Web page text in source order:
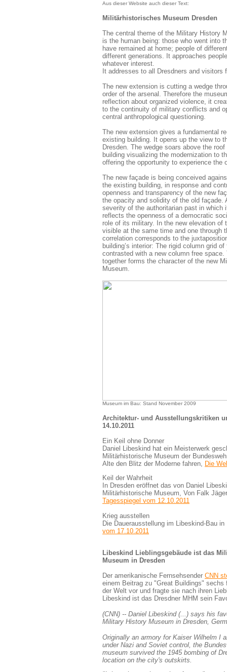
Aus dieser Website auch dieser Text:
Militärhistorisches Museum Dresden
The central theme of the Military History
is the human being: those who went into
have remained at home; people of
different generations. It approaches
whatever interest.
It addresses to all Dresdners and visitors
The new extension is cutting a wedge
order of the arsenal. Therefore the
reflection about organized violence, it
to the continuity of military conflicts and
central anthropological questioning.
The new extension gives a fundamental
existing building. It opens up the view to
Dresden. The wedge soars above the
building visualizing the modernization to
offering the opportunity to experience the
The new façade is being conceived
the existing building, in response and
openness and transparency of the new
the opacity and solidity of the old façade.
severity of the authoritarian past in which
reflects the openness of a democratic
role of its military. In the new elevation of
visible at the same time and one through
correlation corresponds to the
building’s interior: The rigid column grid
contrasted with a new column free
together forms the character of the new
Museum.
Museum im Bau: Stand November 2009
Architektur- und Ausstellungskritiken
14.10.2011
Ein Keil ohne Donner
Daniel Libeskind hat ein Meisterwerk
Militärhistorische Museum der
Alte den Blitz der Moderne fahren, Die
Keil der Wahrheit
In Dresden eröffnet das von Daniel
Militärhistorische Museum, Von Falk
Tagesspiegel vom 12.10.2011
Krieg ausstellen
Die Dauerausstellung im Libeskind-Bau
vom 17.10.2011
Libeskind Lieblingsgebäude ist das
Museum in Dresden
Der amerikanische Fernsehsender CNN
einem Beitrag zu "Great Buildings" sechs
der Welt vor und fragte sie nach ihren
Libeskind ist das Dresdner MHM sein
(CNN) -- Daniel Libeskind (...) says his
Military History Museum in Dresden,
Originally an armory for Kaiser Wilhelm I
under Nazi and Soviet control, the
museum survived the 1945 bombing of
location on the city's outskirts.